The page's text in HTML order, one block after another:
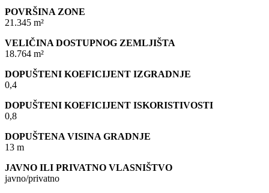
POVRŠINA ZONE
21.345 m²
VELIČINA DOSTUPNOG ZEMLJIŠTA
18.764 m²
DOPUŠTENI KOEFICIJENT IZGRADNJE
0,4
DOPUŠTENI KOEFICIJENT ISKORISTIVOSTI
0,8
DOPUŠTENA VISINA GRADNJE
13 m
JAVNO ILI PRIVATNO VLASNIŠTVO
javno/privatno